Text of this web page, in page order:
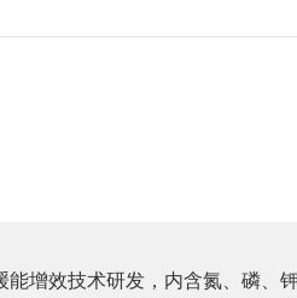
能增效技术研发，内含氮、磷、